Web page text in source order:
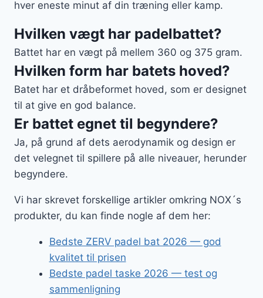
hver eneste minut af din træning eller kamp.
Hvilken vægt har padelbattet?
Battet har en vægt på mellem 360 og 375 gram.
Hvilken form har batets hoved?
Batet har et dråbeformet hoved, som er designet
til at give en god balance.
Er battet egnet til begyndere?
Ja, på grund af dets aerodynamik og design er
det velegnet til spillere på alle niveauer, herunder
begyndere.
Vi har skrevet forskellige artikler omkring NOX´s
produkter, du kan finde nogle af dem her:
Bedste ZERV padel bat 2026 — god
kvalitet til prisen
Bedste padel taske 2026 — test og
sammenligning